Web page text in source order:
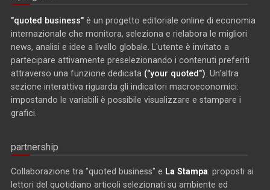
"quoted business" è un progetto editoriale online di economia
internazionale che monitora, seleziona e rielabora le migliori
news, analisi e idee a livello globale. L'utente è invitato a
partecipare attivamente preselezionando i contenuti preferiti
attraverso una funzione dedicata ("your quoted") . Un'altra
sezione interattiva riguarda gli indicatori macroeconomici:
impostando le variabili è possibile visualizzare e stampare i
grafici.
partnership
Collaborazione tra "quoted business" e La Stampa: proposti ai
lettori del quotidiano articoli selezionati su ambiente ed